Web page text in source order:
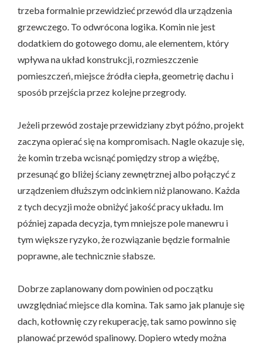
trzeba formalnie przewidzieć przewód dla urządzenia
grzewczego. To odwrócona logika. Komin nie jest
dodatkiem do gotowego domu, ale elementem, który
wpływa na układ konstrukcji, rozmieszczenie
pomieszczeń, miejsce źródła ciepła, geometrię dachu i
sposób przejścia przez kolejne przegrody.
Jeżeli przewód zostaje przewidziany zbyt późno, projekt
zaczyna opierać się na kompromisach. Nagle okazuje się,
że komin trzeba wcisnąć pomiędzy strop a więźbę,
przesunąć go bliżej ściany zewnętrznej albo połączyć z
urządzeniem dłuższym odcinkiem niż planowano. Każda
z tych decyzji może obniżyć jakość pracy układu. Im
później zapada decyzja, tym mniejsze pole manewru i
tym większe ryzyko, że rozwiązanie będzie formalnie
poprawne, ale technicznie słabsze.
Dobrze zaplanowany dom powinien od początku
uwzględniać miejsce dla komina. Tak samo jak planuje się
dach, kotłownię czy rekuperację, tak samo powinno się
planować przewód spalinowy. Dopiero wtedy można